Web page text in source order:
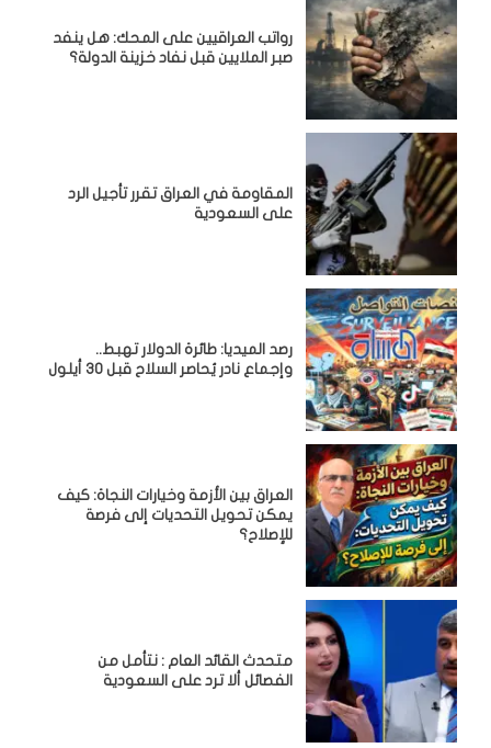
رواتب العراقيين على المحك: هل ينفد
صبر الملايين قبل نفاد خزينة الدولة؟
المقاومة في العراق تقرر تأجيل الرد
على السعودية
رصد الميديا: طائرة الدولار تهبط..
وإجماع نادر يُحاصر السلاح قبل 30 أيلول
العراق بين الأزمة وخيارات النجاة: كيف
يمكن تحويل التحديات إلى فرصة
للإصلاح؟
متحدث القائد العام : نتأمل من
الفصائل ألا ترد على السعودية